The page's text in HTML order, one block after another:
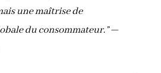
une maîtrise de
duconsommateur.”—